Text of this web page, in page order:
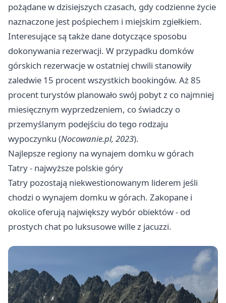
pożądane w dzisiejszych czasach, gdy codzienne życie
naznaczone jest pośpiechem i miejskim zgiełkiem.
Interesujące są także dane dotyczące sposobu
dokonywania rezerwacji. W przypadku domków
górskich rezerwacje w ostatniej chwili stanowiły
zaledwie 15 procent wszystkich bookingów. Aż 85
procent turystów planowało swój pobyt z co najmniej
miesięcznym wyprzedzeniem, co świadczy o
przemyślanym podejściu do tego rodzaju
wypoczynku (Nocowanie.pl, 2023).
Najlepsze regiony na wynajem domku w górach
Tatry - najwyższe polskie góry
Tatry pozostają niekwestionowanym liderem jeśli
chodzi o wynajem domku w górach. Zakopane i
okolice oferują największy wybór obiektów - od
prostych chat po luksusowe wille z jacuzzi.